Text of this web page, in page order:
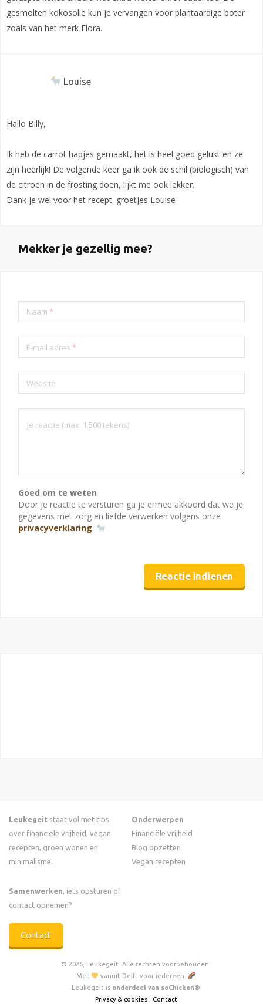
gesmolten kokosolie kun je vervangen voor plantaardige boter
zoals van het merk Flora.
Louise
Hallo Billy,
Ik heb de carrot hapjes gemaakt, het is heel goed gelukt en ze
zijn heerlijk! De volgende keer ga ik ook de schil (biologisch) van
de citroen in de frosting doen, lijkt me ook lekker.
Dank je wel voor het recept. groetjes Louise
Mekker je gezellig mee?
Naam *
E-mail adres *
Website
Goed om te weten
Door je reactie te versturen ga je ermee akkoord dat we je
gegevens met zorg en liefde verwerken volgens onze
privacyverklaring.
Leukegeit staat vol met tips
over financiële vrijheid, vegan
recepten, groen wonen en
minimalisme.
Samenwerken, iets opsturen of
contact opnemen?
Contact
Onderwerpen
Financiële vrijheid
Blog opzetten
Vegan recepten
© 2026, Leukegeit. Alle rechten voorbehouden.
Met
vanuit Delft voor iedereen.
Leukegeit is onderdeel van soChicken®
Privacy & cookies| Contact